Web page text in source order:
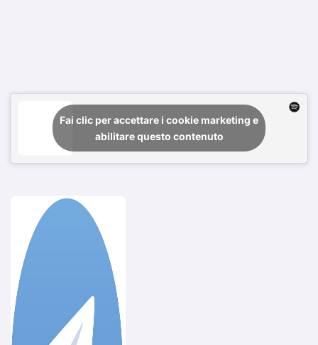
Fai clic per accettare i cookie marketing e
abilitare questo contenuto